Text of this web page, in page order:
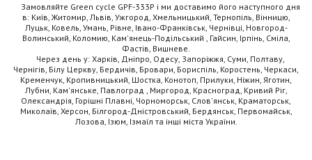
Замовляйте Green cycle GPF-333P і ми доставимо його наступного дня
в: Київ, Житомир, Львів, Ужгород, Хмельницький, Тернопіль, Вінницю,
Луцьк, Ковель, Умань, Рівне, Івано-Франківськ, Чернівці, Новгород-
Волинський, Коломию, Кам'янець-Подільський , Гайсин, Ірпінь, Сміла,
Фастів, Вишневе.
Через день у: Харків, Дніпро, Одесу, Запоріжжя, Суми, Полтаву,
Чернігів, Білу Церкву, Бердичів, Бровари, Бориспіль, Коростень, Черкаси,
Кременчук, Кропивницький, Шостка, Конотоп, Прилуки, Ніжин, Яготин,
Лубни, Кам'янське, Павлоград , Миргород, Красноград, Кривий Ріг,
Олександрія, Горішні Плавні, Чорноморськ, Слов'янськ, Краматорськ,
Миколаїв, Херсон, Білгород-Дністровський, Бердянськ, Первомайськ,
Лозова, Ізюм, Ізмаїл та інші міста України.